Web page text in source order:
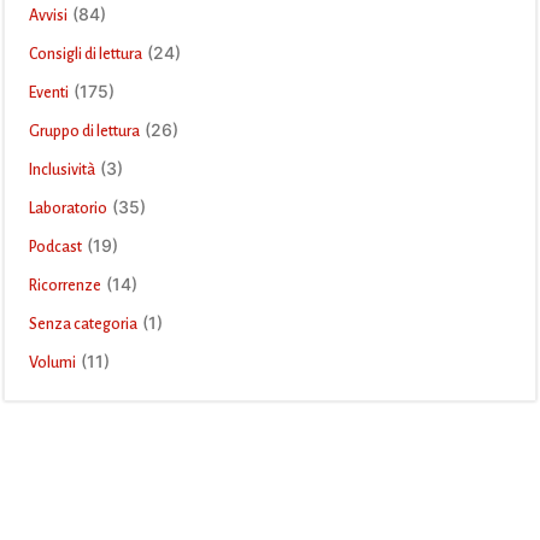
Avvisi (84)
Consigli di lettura (24)
Eventi (175)
Gruppo di lettura (26)
Inclusività (3)
Laboratorio (35)
Podcast (19)
Ricorrenze (14)
Senza categoria (1)
Volumi (11)